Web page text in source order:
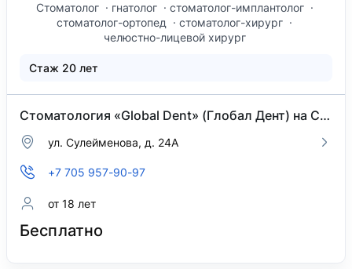
Стоматолог гнатолог
стоматолог-имплантолог
стоматолог-ортопед
стоматолог-хирург
челюстно-лицевой хирург
Стаж 20 лет
Стоматология «Global Dent» (Глобал Дент) на Сулейменова
ул. Сулейменова, д. 24А
+7 705 957-90-97
от 18 лет
Бесплатно